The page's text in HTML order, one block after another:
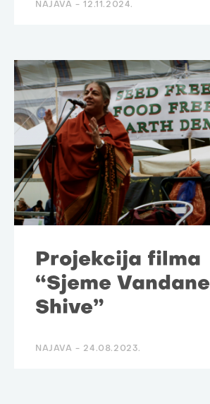
NAJAVA -12.11.2024.
Projekcija filma
“Sjeme Vandane
Shive”
NAJAVA - 24.08.2023.